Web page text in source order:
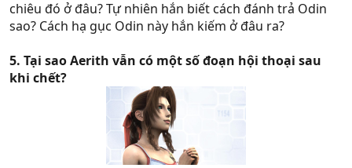
chiêu đó ở đâu? Tự nhiên hắn biết cách đánh trả Odin
sao? Cách hạ gục Odin này hắn kiếm ở đâu ra?
5. Tại sao Aerith vẫn có một số đoạn hội thoại sau
khi chết?